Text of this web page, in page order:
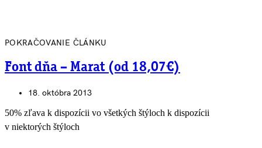
POKRAČOVANIE ČLÁNKU
Font dňa – Marat (od 18,07€)
18. októbra 2013
50% zľava k dispozícii vo všetkých štýloch k dispozícii
v niektorých štýloch